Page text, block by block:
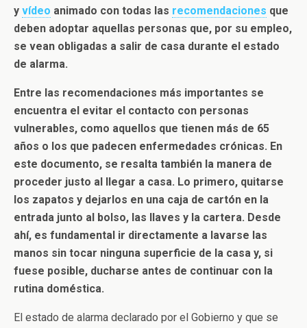
y vídeo animado con todas las recomendaciones que
deben adoptar aquellas personas que, por su empleo,
se vean obligadas a salir de casa durante el estado
de alarma.
Entre las recomendaciones más importantes se
encuentra el evitar el contacto con personas
vulnerables, como aquellos que tienen más de 65
años o los que padecen enfermedades crónicas. En
este documento, se resalta también la manera de
proceder justo al llegar a casa. Lo primero, quitarse
los zapatos y dejarlos en una caja de cartón en la
entrada junto al bolso, las llaves y la cartera. Desde
ahí, es fundamental ir directamente a lavarse las
manos sin tocar ninguna superficie de la casa y, si
fuese posible, ducharse antes de continuar con la
rutina doméstica.
El estado de alarma declarado por el Gobierno y que se